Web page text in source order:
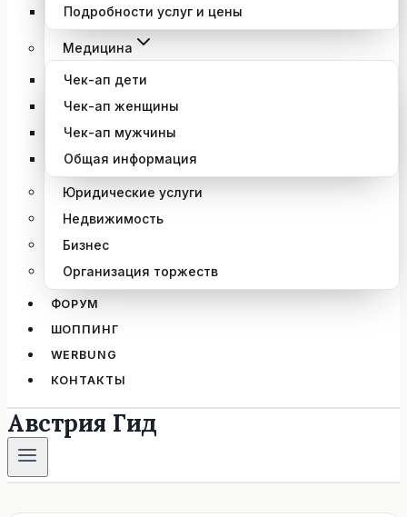
Подробности услуг и цены
Медицина
Чек-ап дети
Чек-ап женщины
Чек-ап мужчины
Общая информация
Юридические услуги
Недвижимость
Бизнес
Организация торжеств
ФОРУМ
ШОППИНГ
WERBUNG
КОНТАКТЫ
Австрия Гид